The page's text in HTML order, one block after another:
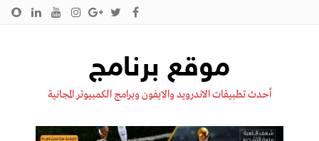
موقع برنامج
أحدث تطبيقات الاندرويد والايفون وبرامج الكمبيوتر المجانية